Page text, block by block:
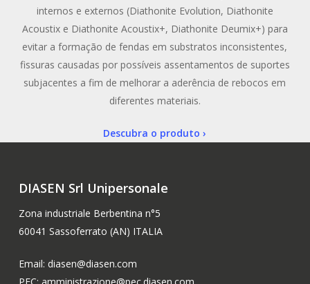
internos e externos (Diathonite Evolution, Diathonite
Acoustix e Diathonite Acoustix+, Diathonite Deumix+) para
evitar a formação de fendas em substratos inconsistentes,
fissuras causadas por possíveis assentamentos de suportes
subjacentes a fim de melhorar a aderência de rebocos em
diferentes materiais.
Descubra o produto ›
DIASEN Srl Unipersonale
Zona industriale Berbentina n°5
60041 Sassoferrato (AN) ITALIA
Email: diasen@diasen.com